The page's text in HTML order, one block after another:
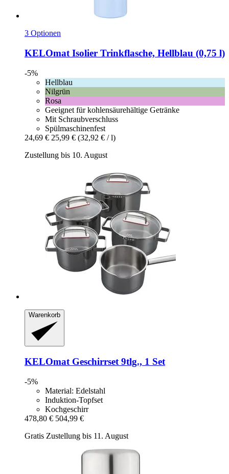
3 Optionen
KELOmat Isolier Trinkflasche, Hellblau (0,75 l)
-5%
Hellblau
Nilgrün
Rosa
Geeignet für kohlensäurehältige Getränke
Mit Schraubverschluss
Spülmaschinenfest
24,69 € 25,99 € (32,92 € / l)
Zustellung bis 10. August
Warenkorb
KELOmat Geschirrset 9tlg., 1 Set
-5%
Material: Edelstahl
Induktion-Topfset
Kochgeschirr
478,80 € 504,99 €
Gratis Zustellung bis 11. August